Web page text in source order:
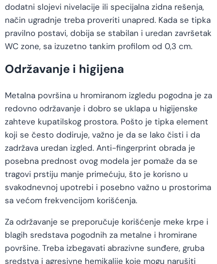
dodatni slojevi nivelacije ili specijalna zidna rešenja,
način ugradnje treba proveriti unapred. Kada se tipka
pravilno postavi, dobija se stabilan i uredan završetak
WC zone, sa izuzetno tankim profilom od 0,3 cm.
Održavanje i higijena
Metalna površina u hromiranom izgledu pogodna je za
redovno održavanje i dobro se uklapa u higijenske
zahteve kupatilskog prostora. Pošto je tipka element
koji se često dodiruje, važno je da se lako čisti i da
zadržava uredan izgled. Anti-fingerprint obrada je
posebna prednost ovog modela jer pomaže da se
tragovi prstiju manje primećuju, što je korisno u
svakodnevnoj upotrebi i posebno važno u prostorima
sa većom frekvencijom korišćenja.
Za održavanje se preporučuje korišćenje meke krpe i
blagih sredstava pogodnih za metalne i hromirane
površine. Treba izbegavati abrazivne sunđere, gruba
sredstva i agresivne hemikalije koje mogu narušiti